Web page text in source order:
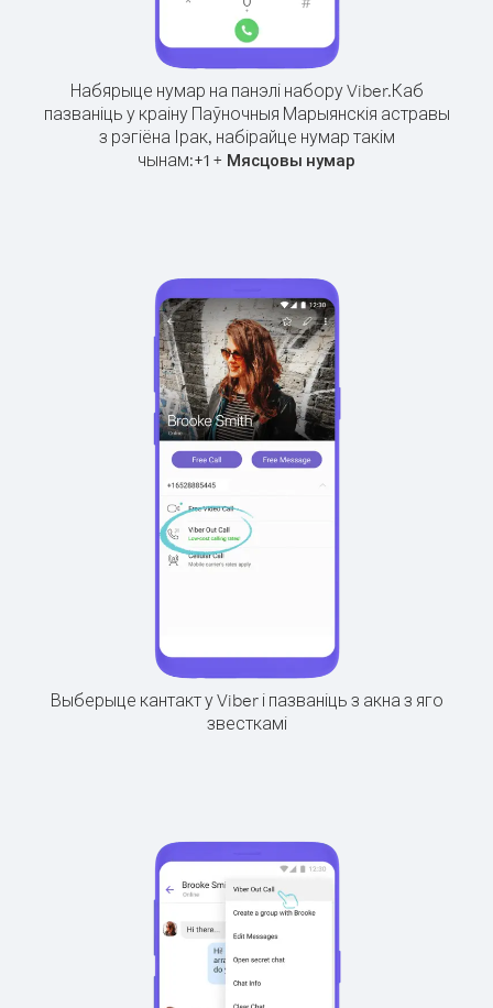
Набярыце нумар на панэлі набору Viber.Каб
пазваніць у краіну Паўночныя Марыянскія астравы
з рэгіёна Ірак, набірайце нумар такім
чынам:+1 + Мясцовы нумар
Выберыце кантакт у Viber і пазваніць з акна з яго
звесткамі